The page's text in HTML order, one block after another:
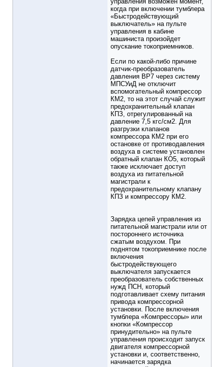
когда при включении тумблера
«Быстродействующий
выключатель» на пульте
управления в кабине
машиниста произойдет
опускание токоприемников.
Если по какой-либо причине
датчик-преобразователь
давления ВР7 через систему
МПСУиД не отключит
вспомогательный компрессор
КМ2, то на этот случай служит
предохранительный клапан
КПЗ, отрегулированный на
давление 7,5 кгс/см2. Для
разгрузки клапанов
компрессора КМ2 при его
остановке от противодавления
воздуха в системе установлен
обратный клапан КО5, который
также исключает доступ
воздуха из питательной
магистрали к
предохранительному клапану
КПЗ и компрессору КМ2.
Зарядка цепей управления из
питательной магистрали или от
постороннего источника
сжатым воздухом. При
поднятом токоприемнике после
включения
быстродействующего
выключателя запускается
преобразователь собственных
нужд ПСН, который
подготавливает схему питания
привода компрессорной
установки. После включения
тумблера «Компрессоры» или
кнопки «Компрессор
принудительно» на пульте
управления происходит запуск
двигателя компрессорной
установки и, соответственно,
начинается зарядка